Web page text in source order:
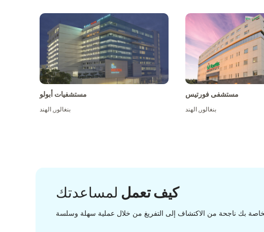
مستشفيات أبولو
بنغالور,الهند
مستشفى فورتيس
بنغالور,الهند
كيف تعمل لمساعدتك